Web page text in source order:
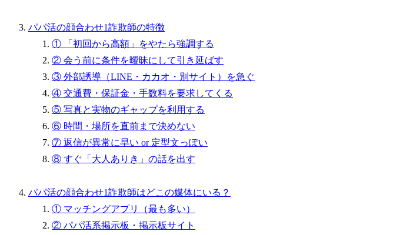
パパ活の顔合わせ1詐欺師の特徴
① 「初回から高額」をやたら強調する
② 会う前に条件を曖昧にして引き延ばす
③ 外部誘導（LINE・カカオ・別サイト）を急ぐ
④ 交通費・保証金・手数料を要求してくる
⑤ 写真と実物のギャップを利用する
⑥ 時間・場所を直前まで決めない
⑦ 返信が異常に早い or 定型文っぽい
⑧ すぐ「大人ありき」の話を出す
パパ活の顔合わせ1詐欺師はどこの媒体にいる？
① マッチングアプリ（最も多い）
② パパ活系掲示板・掲示板サイト